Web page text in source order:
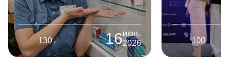
100 16июн.
2026
652